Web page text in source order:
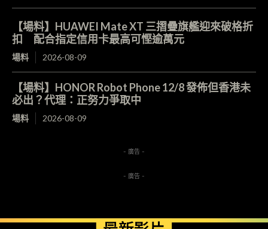
【場料】HUAWEI Mate XT 三摺疊旗艦迎來破格折
扣 配合指定信用卡最高可慳逾萬元
場料 2026-08-09
【場料】HONOR Robot Phone 12/8 發佈但香港未
必出？代理：正努力爭取中
場料 2026-08-09
- 廣告 -
- 廣告 -